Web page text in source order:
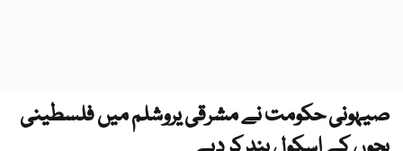
صیہونی حکومت نے مشرقی یروشلم میں فلسطینی